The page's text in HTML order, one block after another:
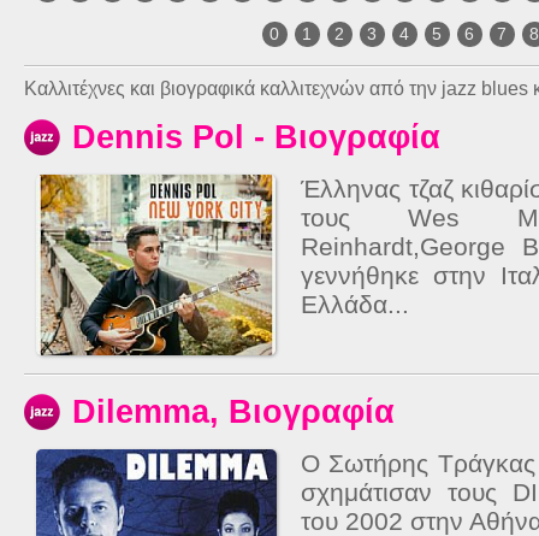
0 1 2 3 4 5 6 7 8
Καλλιτέχνες και βιογραφικά καλλιτεχνών από την jazz blues
Dennis Pol - Βιογραφία
Έλληνας τζαζ
τους Wes
Reinhardt,George
γεννήθηκε στην
Ελλάδα...
Dilemma, Βιογραφία
O Σωτήρης
σχημάτισαν τους
του 2002 στην